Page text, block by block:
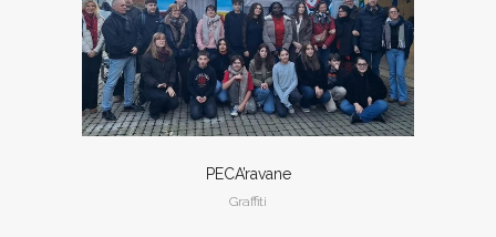
PECA’ravane
Graffiti